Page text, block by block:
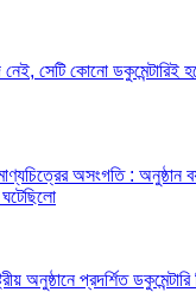
সেটি কোনো ডকুমেন্টারিই
অসংগতি : অনুষ্ঠান
অনুষ্ঠানে প্রদর্শিত